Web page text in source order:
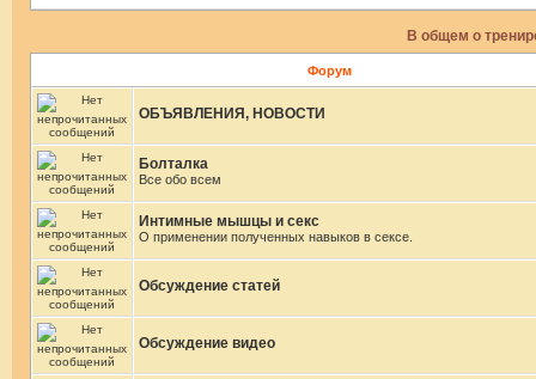
В общем о
Форум
ОБЪЯВЛЕНИЯ, НОВОСТИ
Болталка
Все обо всем
Интимные мышцы и секс
О применении полученных навыков в сексе.
Обсуждение статей
Обсуждение видео